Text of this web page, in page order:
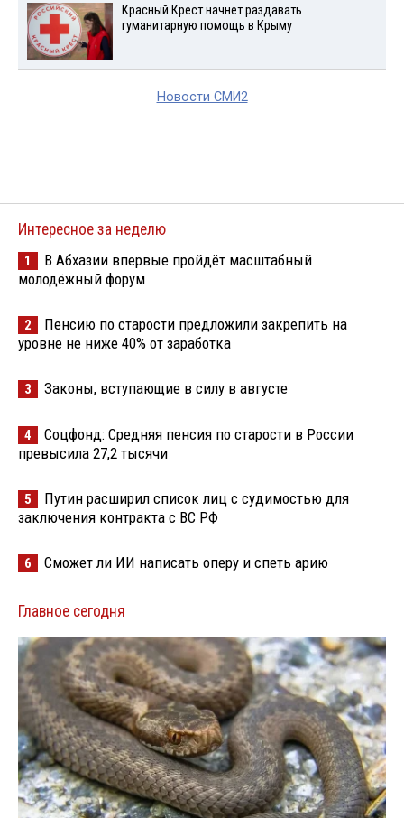
Красный Крест начнет раздавать
гуманитарную помощь в Крыму
Новости СМИ2
Интересное за неделю
1
В Абхазии впервые пройдёт масштабный
молодёжный форум
2
Пенсию по старости предложили закрепить на
уровне не ниже 40% от заработка
3 Законы, вступающие в силу в августе
4
Соцфонд: Средняя пенсия по старости в России
превысила 27,2 тысячи
5
Путин расширил список лиц с судимостью для
заключения контракта с ВС РФ
6 Сможет ли ИИ написать оперу и спеть арию
Главное сегодня